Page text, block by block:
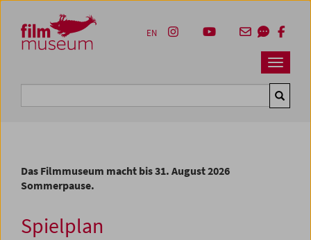
Zum Inhalt
Zum Hauptmenü
Zur Servicenavigation
Zum Suche
Navbar
EN
Das Filmmuseum macht bis 31. August 2026
Sommerpause.
Spielplan